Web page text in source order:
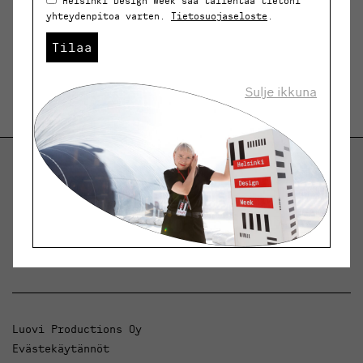
Helsinki Design Weekly.
Keskustelua, uutisia ja ilmiöitä muotoilusta ja
arkkitehtuurista.
Luovi Productions Oy
Evästekäytännöt
yhteydenpitoa varten. Tietosuojaseloste
Tilaa
Sulje ikkuna